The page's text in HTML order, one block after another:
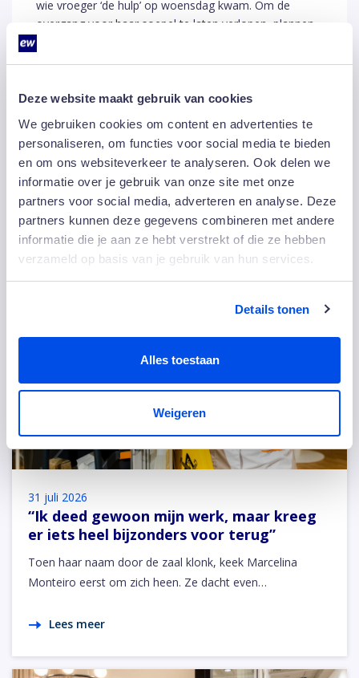
Deze website maakt gebruik van cookies
We gebruiken cookies om content en advertenties te
personaliseren, om functies voor social media te bieden
en om ons websiteverkeer te analyseren. Ook delen we
informatie over je gebruik van onze site met onze
partners voor social media, adverteren en analyse. Deze
partners kunnen deze gegevens combineren met andere
informatie die je aan ze hebt verstrekt of die ze hebben
verzameld op basis van je gebruik van hun services.
Details tonen
Alles toestaan
Weigeren
wie vroeger ‘de hulp’ op woensdag kwam. Om de
overgang voor haar soepel te laten verlopen, plannen
woensdag. Met deze kleine dingen zorgen wij er
voor dat de sfeer in huis zo aangenaam mogelijk is.”
Delen:
Anderen bekeken ook
31 juli 2026
“Ik deed gewoon mijn werk, maar kreeg
er iets heel bijzonders voor terug”
Toen haar naam door de zaal klonk, keek Marcelina
Monteiro eerst om zich heen. Ze dacht even…
Lees meer